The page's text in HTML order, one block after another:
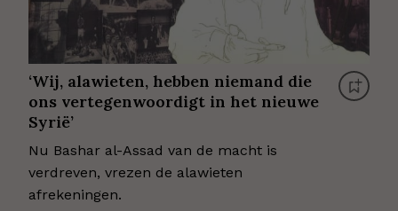
‘Wij, alawieten, hebben niemand die
ons vertegenwoordigt in het nieuwe
Syrië’
Nu Bashar al-Assad van de macht is
verdreven, vrezen de alawieten
afrekeningen.